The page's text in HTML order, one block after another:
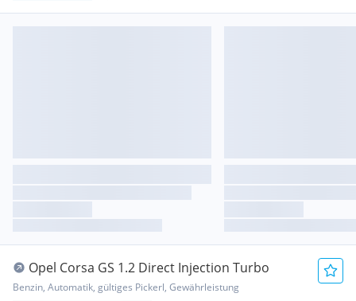
Opel Corsa GS 1.2 Direct Injection Turbo
Benzin, Automatik, gültiges Pickerl, Gewährleistung